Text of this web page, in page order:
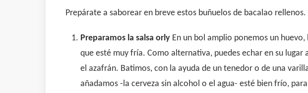
Prepárate a saborear en breve estos buñuelos de bacalao
Preparamos la salsa orly En un bol amplio ponemos un
que esté muy fría. Como alternativa, puedes echar en su
el azafrán. Batimos, con la ayuda de un tenedor o de una
añadamos -la cerveza sin alcohol o el agua- esté bien frío,